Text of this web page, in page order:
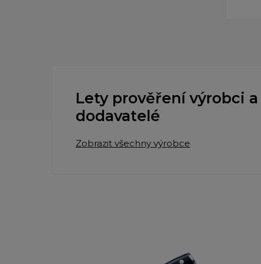
Lety prověření výrobci a
dodavatelé
Zobrazit všechny výrobce